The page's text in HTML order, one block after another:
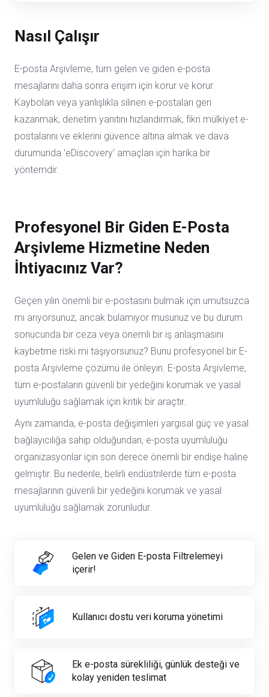
Nasıl Çalışır
E-posta Arşivleme, tüm gelen ve giden e-posta
mesajlarını daha sonra erişim için korur ve korur.
Kaybolan veya yanlışlıkla silinen e-postaları geri
kazanmak, denetim yanıtını hızlandırmak, fikri mülkiyet e-
postalarını ve eklerini güvence altına almak ve dava
durumunda 'eDiscovery' amaçları için harika bir
yöntemdir.
Profesyonel Bir Giden E-Posta
Arşivleme Hizmetine Neden
İhtiyacınız Var?
Geçen yılın önemli bir e-postasını bulmak için umutsuzca
mı arıyorsunuz, ancak bulamıyor musunuz ve bu durum
sonucunda bir ceza veya önemli bir iş anlaşmasını
kaybetme riski mi taşıyorsunuz? Bunu profesyonel bir E-
posta Arşivleme çözümü ile önleyin. E-posta Arşivleme,
tüm e-postaların güvenli bir yedeğini korumak ve yasal
uyumluluğu sağlamak için kritik bir araçtır.
Aynı zamanda, e-posta değişimleri yargısal güç ve yasal
bağlayıcılığa sahip olduğundan, e-posta uyumluluğu
organizasyonlar için son derece önemli bir endişe haline
gelmiştir. Bu nedenle, belirli endüstrilerde tüm e-posta
mesajlarının güvenli bir yedeğini korumak ve yasal
uyumluluğu sağlamak zorunludur.
Gelen ve Giden E-posta Filtrelemeyi
içerir!
Kullanıcı dostu veri koruma yönetimi
Ek e-posta sürekliliği, günlük desteği ve
kolay yeniden teslimat